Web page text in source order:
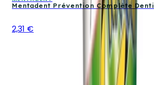
Mentadent Prévention Complète
2,31 €